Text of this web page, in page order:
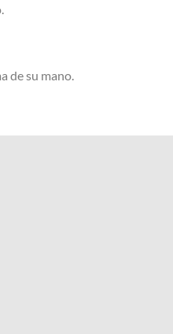
de su mano.